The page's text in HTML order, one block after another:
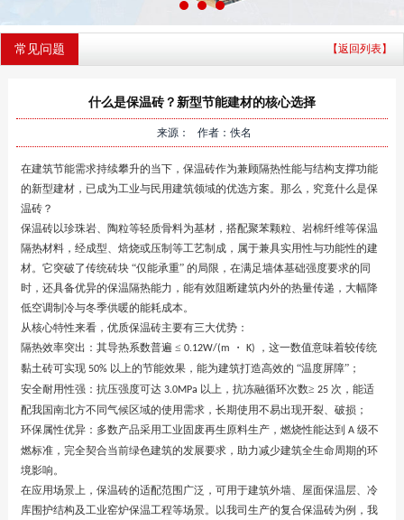
常见问题 【返回列表】
什么是保温砖？新型节能建材的核心选择
来源： 作者：佚名
在建筑节能需求持续攀升的当下，保温砖作为兼顾隔热性能与结构支撑功能
的新型建材，已成为工业与民用建筑领域的优选方案。那么，究竟什么是保
温砖？
保温砖以珍珠岩、陶粒等轻质骨料为基材，搭配聚苯颗粒、岩棉纤维等保温
隔热材料，经成型、焙烧或压制等工艺制成，属于兼具实用性与功能性的建
材。它突破了传统砖块 “仅能承重” 的局限，在满足墙体基础强度要求的同
时，还具备优异的保温隔热能力，能有效阻断建筑内外的热量传递，大幅降
低空调制冷与冬季供暖的能耗成本。
从核心特性来看，优质保温砖主要有三大优势：
隔热效率突出：其导热系数普遍 ≤ 0.12W/(m ・ K)
，这一数值意味着较传统
黏土砖可实现 50% 以上的节能效果，能为建筑打造高效的 “温度屏障”；
安全耐用性强：抗压强度可达 3.0MPa 以上，抗冻融循环次数≥ 25 次，能适
配我国南北方不同气候区域的使用需求，长期使用不易出现开裂、破损；
环保属性优异：多数产品采用工业固废再生原料生产，燃烧性能达到 A 级不
燃标准，完全契合当前绿色建筑的发展要求，助力减少建筑全生命周期的环
境影响。
在应用场景上，保温砖的适配范围广泛，可用于建筑外墙、屋面保温层、冷
库围护结构及工业窑炉保温工程等场景。以我司生产的复合保温砖为例，我